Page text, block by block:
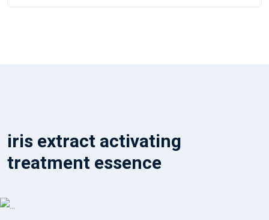
iris extract activating
treatment essence